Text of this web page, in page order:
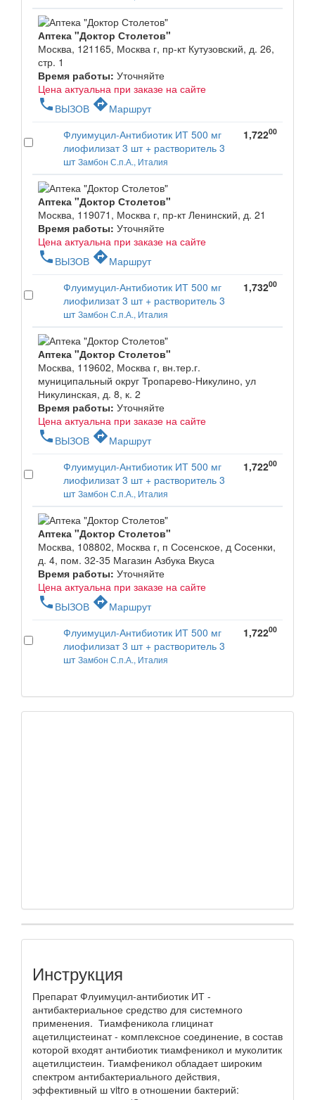
Аптека "Доктор Столетов"
Москва, 121165, Москва г, пр-кт Кутузовский, д. 26,
стр. 1
Время работы: Уточняйте
Цена актуальна при заказе на сайте
phone ВЫЗОВ directionsМаршрут
Флуимуцил-Антибиотик ИТ 500 мг
лиофилизат 3 шт + растворитель 3
штЗамбон С.п.А., Италия
1,72200
Аптека "Доктор Столетов"
Москва, 119071, Москва г, пр-кт Ленинский, д. 21
Время работы: Уточняйте
Цена актуальна при заказе на сайте
phone ВЫЗОВ directionsМаршрут
Флуимуцил-Антибиотик ИТ 500 мг
лиофилизат 3 шт + растворитель 3
штЗамбон С.п.А., Италия
1,73200
Аптека "Доктор Столетов"
Москва, 119602, Москва г, вн.тер.г.
муниципальный округ Тропарево-Никулино, ул
Никулинская, д. 8, к. 2
Время работы: Уточняйте
Цена актуальна при заказе на сайте
phone ВЫЗОВ directionsМаршрут
Флуимуцил-Антибиотик ИТ 500 мг
лиофилизат 3 шт + растворитель 3
штЗамбон С.п.А., Италия
1,72200
Аптека "Доктор Столетов"
Москва, 108802, Москва г, п Сосенское, д Сосенки,
д. 4, пом. 32-35 Магазин Азбука Вкуса
Время работы: Уточняйте
Цена актуальна при заказе на сайте
phone ВЫЗОВ directionsМаршрут
Флуимуцил-Антибиотик ИТ 500 мг
лиофилизат 3 шт + растворитель 3
штЗамбон С.п.А., Италия
1,72200
Инструкция
Препарат Флуимуцил-антибиотик ИТ -
антибактериальное средство для системного
применения. Тиамфеникола глицинат
ацетилцистеинат - комплексное соединение, в состав
которой входят антибиотик тиамфеникол и муколитик
ацетилцистеин. Тиамфеникол обладает широким
спектром антибактериального действия,
эффективный ш vitro в отношении бактерий: